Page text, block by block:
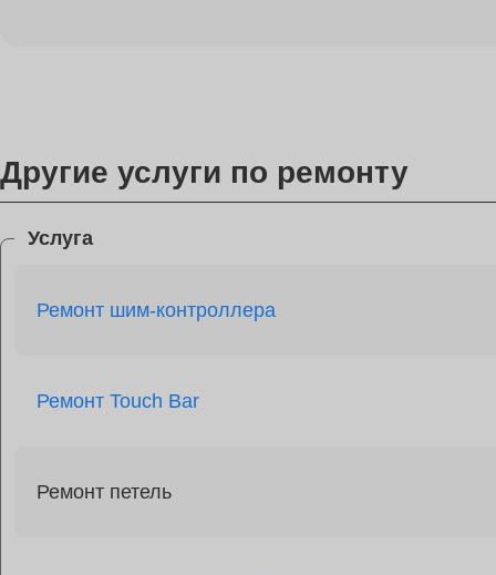
Другие услуги по ремонту
Услуга
Ремонт шим-контроллера
Ремонт Touch Bar
Ремонт петель